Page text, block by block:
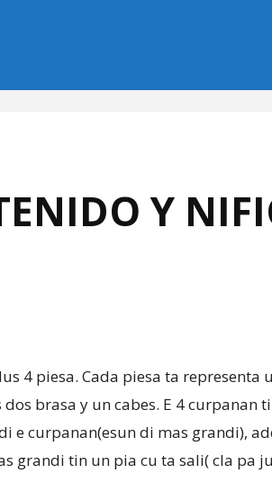
Y
4 piesa. Cada piesa ta representa
brasa y un cabes. E 4 curpanan
e curpanan(esun di mas grandi),
grandi tin un pia cu ta sali( cla pa